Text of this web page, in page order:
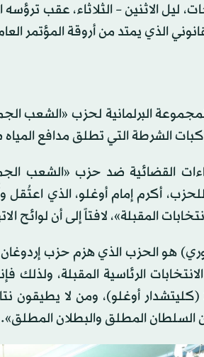
ليل الاثنين – الثلاثاء، عقب
الذي يمتد من أروقة المؤتمر
البرلمانية لحزب «الشعب
الشرطة التي تطلق مدافع
القضائية ضد حزب «الشعب
أكرم إمام أوغلو، الذي
المقبلة»، لافتاً إلى أن لوائح
هو الحزب الذي هزم حزب إردوغان
السلطان المطلق والبطلان المطلق».